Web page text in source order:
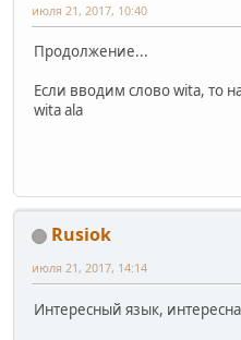
июля 21, 2017, 10:40
Продолжение...
Если вводим слово wita, то
wita ala
Rusiok
июля 21, 2017, 14:14
Интересный язык,